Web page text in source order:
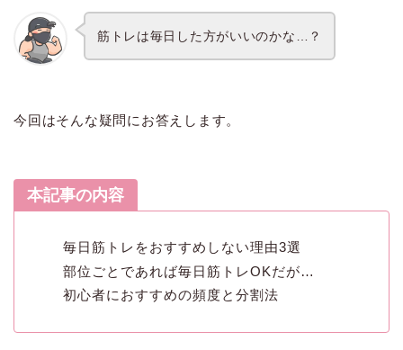
筋トレは毎日した方がいいのかな…？
今回はそんな疑問にお答えします。
本記事の内容
毎日筋トレをおすすめしない理由3選
部位ごとであれば毎日筋トレOKだが…
初心者におすすめの頻度と分割法